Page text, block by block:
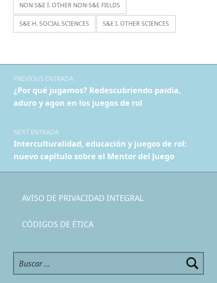
NON S&E I. OTHER NON-S&E FIELDS
S&E H. SOCIAL SCIENCES S&E I. OTHER SCIENCES
Navegación de entradas
PREVIOUS ENTRADA
¿Por qué jugamos? Redescubriendo paidia,
aduro y agon en los juegos de rol
NEXT ENTRADA
Interculturalidad, educación y juegos de rol:
nuevo capítulo sobre el Mentor del Juego
AVISO DE PRIVACIDAD INTEGRAL
CÓDIGOS DE ÉTICA
Buscar: